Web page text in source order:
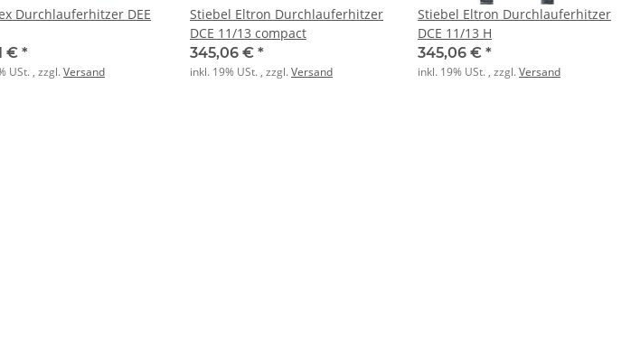
Durchlauferhitzer DEE
€ *
USt. , zzgl.Versand
Stiebel Eltron Durchlauferhitzer
DCE 11/13 compact
345,06 € *
inkl. 19% USt. , zzgl.Versand
Stiebel Eltron Durchlauferhitzer
DCE 11/13 H
345,06 € *
inkl. 19% USt. , zzgl.Versand